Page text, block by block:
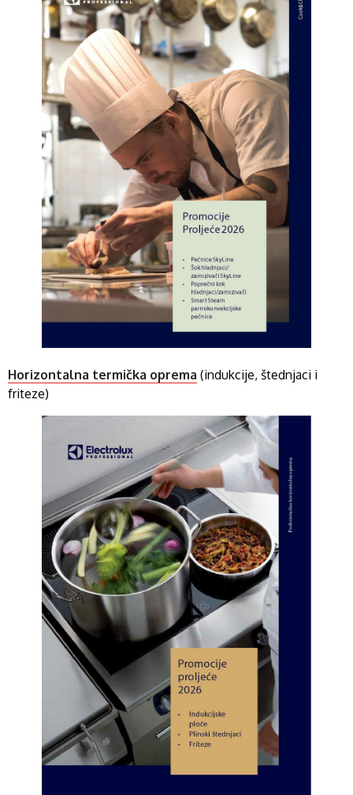
Horizontalna termička oprema (indukcije, štednjaci i
friteze)